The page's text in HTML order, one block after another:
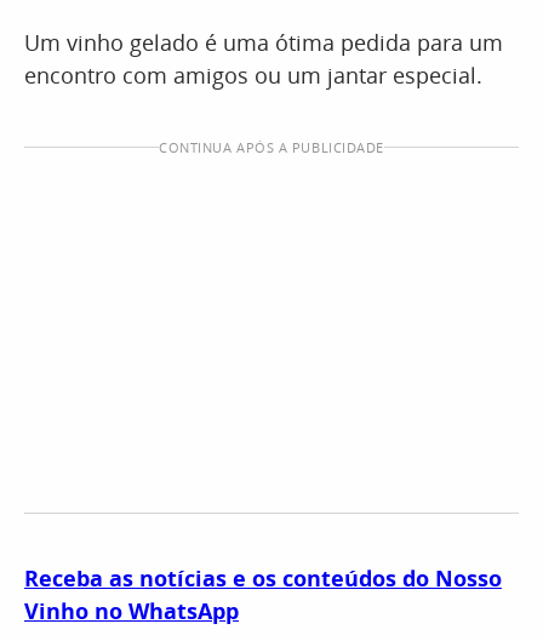
Um vinho gelado é uma ótima pedida para um
encontro com amigos ou um jantar especial.
CONTINUA APÓS A PUBLICIDADE
Receba as notícias e os conteúdos do Nosso
Vinho no WhatsApp